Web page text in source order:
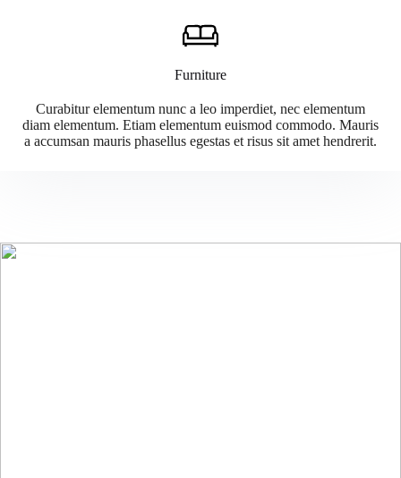
Furniture
Curabitur elementum nunc a leo imperdiet, nec elementum
diam elementum. Etiam elementum euismod commodo. Mauris
a accumsan mauris phasellus egestas et risus sit amet hendrerit.